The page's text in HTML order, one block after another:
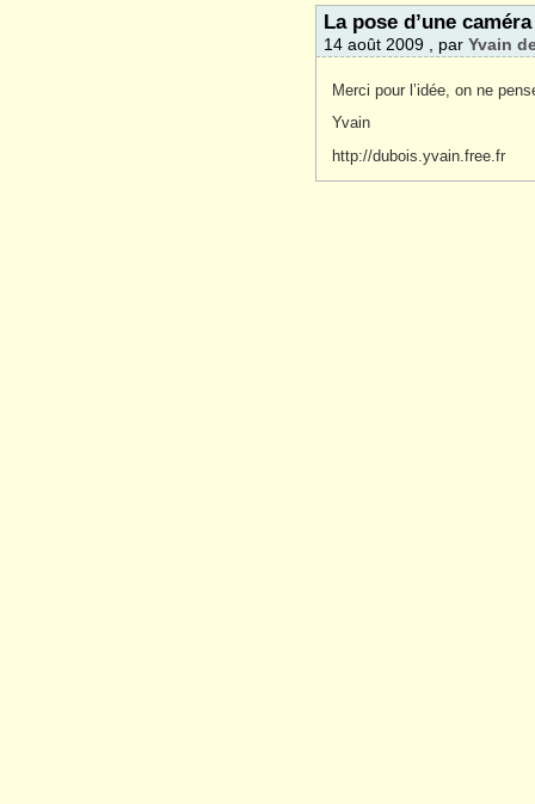
La pose d’une
14 août 2009 , par Yvain
Merci pour l’idée, on ne
Yvain
http://dubois.yvain.free.fr